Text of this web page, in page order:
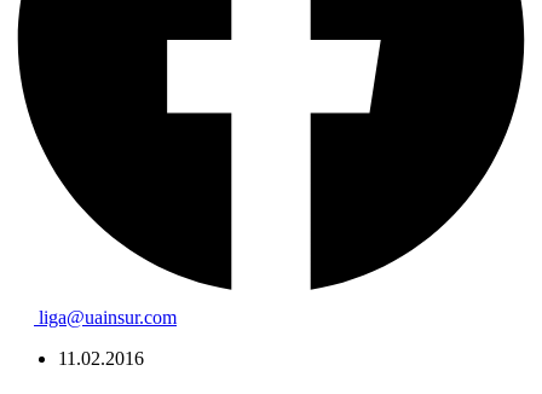
liga@uainsur.com
11.02.2016